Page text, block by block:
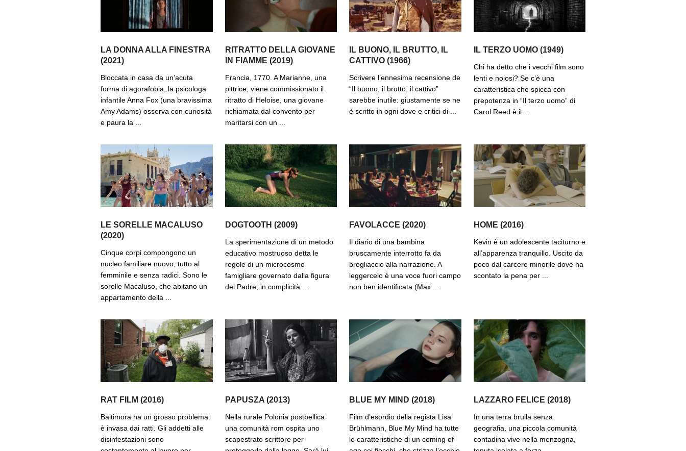
LA DONNA ALLA FINESTRA
(2021)
Bloccata in casa da un’acuta
forma di agorafobia, la psicologa
infantile Anna Fox (una bravissima
Amy Adams) osserva con curiosità
e paura la ...
RITRATTO DELLA GIOVANE
IN FIAMME (2019)
Francia, 1770. A Marianne, una
pittrice, viene commissionato il
ritratto di Heloise, una giovane
richiamata dal convento per
maritarsi con un ...
IL BUONO, IL BRUTTO, IL
CATTIVO (1966)
Scrivere l’ennesima recensione de
“Il buono, il brutto, il cattivo”
sarebbe inutile: giustamente se ne
è scritto in ogni dove e critici di ...
IL TERZO UOMO (1949)
Chi ha detto che i vecchi film sono
lenti e noiosi? Se c’è una
caratteristica che spicca con
prepotenza in “Il terzo uomo” di
Carol Reed è il ...
LE SORELLE MACALUSO
(2020)
Cinque corpi compongono un
nucleo familiare nuovo, tutto al
femminile e senza radici. Sono le
sorelle Macaluso, che abitano un
appartamento della ...
DOGTOOTH (2009)
La sperimentazione di un metodo
educativo mostruoso detta le
regole di un microcosmo
famigliare governato dalla figura
del Padre, in complicità ...
FAVOLACCE (2020)
Il diario di una bambina
bruscamente interrotto fa da
brogliaccio alla narrazione. A
leggercelo è una voce fuori campo
non ben identificata (Max ...
HOME (2016)
Kevin è un adolescente taciturno e
all’apparenza tranquillo. Uscito da
poco dal carcere minorile dove ha
scontato la pena per ...
RAT FILM (2016)
Baltimora ha un grosso problema:
è invasa dai ratti. Gli addetti alle
disinfestazioni sono
PAPUSZA (2013)
Nella rurale Polonia postbellica
una comunità rom ospita uno
scapestrato scrittore per
BLUE MY MIND (2018)
Film d’esordio della regista Lisa
Brühlmann, Blue My Mind ha tutte
le caratteristiche di un coming of
LAZZARO FELICE (2018)
In una terra brulla senza
geografia, una piccola comunità
contadina vive nella menzogna,